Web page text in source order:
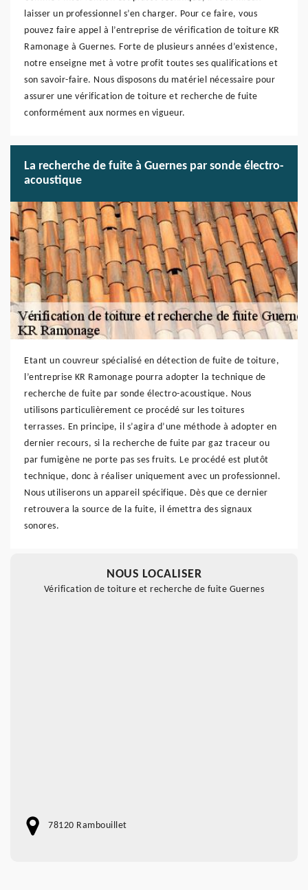
laisser un professionnel s’en charger. Pour ce faire, vous
pouvez faire appel à l’entreprise de vérification de toiture KR
Ramonage à Guernes. Forte de plusieurs années d’existence,
notre enseigne met à votre profit toutes ses qualifications et
son savoir-faire. Nous disposons du matériel nécessaire pour
assurer une vérification de toiture et recherche de fuite
conformément aux normes en vigueur.
La recherche de fuite à Guernes par sonde électro-
acoustique
Etant un couvreur spécialisé en détection de fuite de toiture,
l’entreprise KR Ramonage pourra adopter la technique de
recherche de fuite par sonde électro-acoustique. Nous
utilisons particulièrement ce procédé sur les toitures
terrasses. En principe, il s’agira d’une méthode à adopter en
dernier recours, si la recherche de fuite par gaz traceur ou
par fumigène ne porte pas ses fruits. Le procédé est plutôt
technique, donc à réaliser uniquement avec un professionnel.
Nous utiliserons un appareil spécifique. Dès que ce dernier
retrouvera la source de la fuite, il émettra des signaux
sonores.
NOUS LOCALISER
Vérification de toiture et recherche de fuite Guernes
78120 Rambouillet